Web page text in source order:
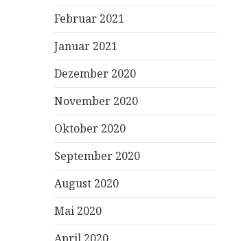
Februar 2021
Januar 2021
Dezember 2020
November 2020
Oktober 2020
September 2020
August 2020
Mai 2020